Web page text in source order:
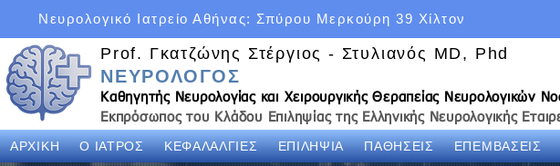
Νευρολογικό Ιατρείο Αθήνας: Σπύρου Μερκούρη 39 Χίλτον
Prof. Γκατζώνης Στέργιος - Στυλιανός MD, Phd
ΝΕΥΡΟΛΟΓΟΣ
Καθηγητής Νευρολογίας και Χειρουργικής Θεραπείας Νευρολογικών
Εκπρόσωπος του Κλάδου Επιληψίας της Ελληνικής Νευρολογικής
ΑΡΧΙΚΗ Ο ΙΑΤΡΟΣ ΚΕΦΑΛΑΛΓΙΕΣ ΕΠΙΛΗΨΙΑ ΠΑΘΗΣΕΙΣ ΕΠΕΜΒΑΣΕΙΣ